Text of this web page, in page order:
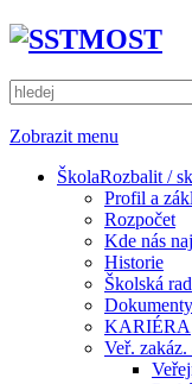
Zobrazit menu
ŠkolaRozbalit /
Profil a
Rozpočet
Kde nás
Historie
Školská
KARIÉRA
Veř.